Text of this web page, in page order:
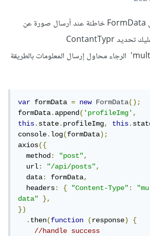
على الأغلب طريقة إرسال FormData خاطئة عند أرسال صورة عن
طريق ال Formdata عليك تحديد ContantTypr
ب 'multipart/form-data' الرجاء محاول إرسال المعلومات بالطريقة
var formData = new FormData();
formData.append('profileImg',
this.state.profileImg, this.
console.log(formData);
axios({
  method
: "post",
  url
: "/api/posts",
  data
: formData,
  headers
: { "Content-Type":
data"
},
})
.then(function (response)
{
//handle success